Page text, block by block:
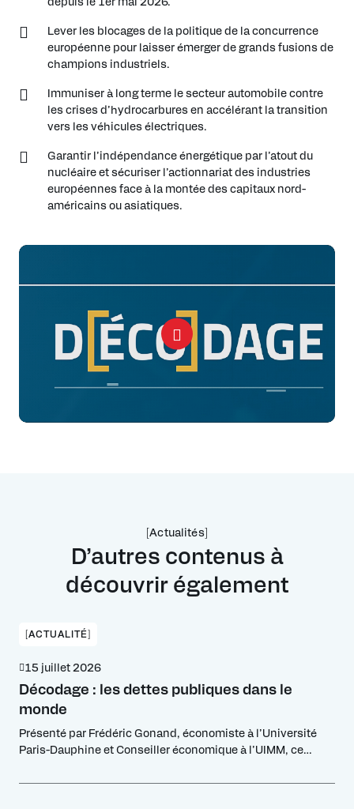
Lever les blocages de la politique de la concurrence
européenne pour laisser émerger de grands fusions de
champions industriels.
Immuniser à long terme le secteur automobile contre
les crises d’hydrocarbures en accélérant la transition
vers les véhicules électriques.
Garantir l’indépendance énergétique par l’atout du
nucléaire et sécuriser l’actionnariat des industries
européennes face à la montée des capitaux nord-
américains ou asiatiques.
Play
[Actualités]
D’autres contenus à
découvrir également
[ACTUALITÉ]
15 juillet 2026
Décodage : les dettes publiques dans le
monde
Présenté par Frédéric Gonand, économiste à l’Université
Paris-Dauphine et Conseiller économique à l’UIMM, ce
l'échelle globale et dresse un panorama des fragilités